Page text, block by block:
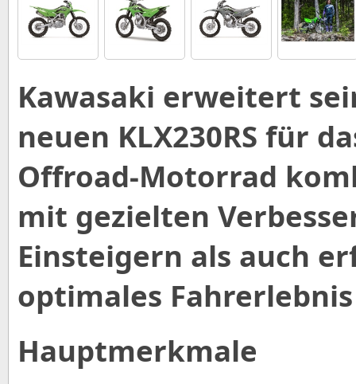
Kawasaki erweitert
neuen KLX230RS für
Offroad-Motorrad
mit gezielten
Einsteigern als auch
optimales
Hauptmerkmale